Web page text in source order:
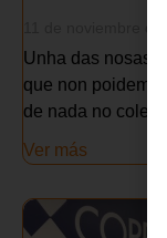
Unha das nosas
que non
de nada no cole.
Ver más